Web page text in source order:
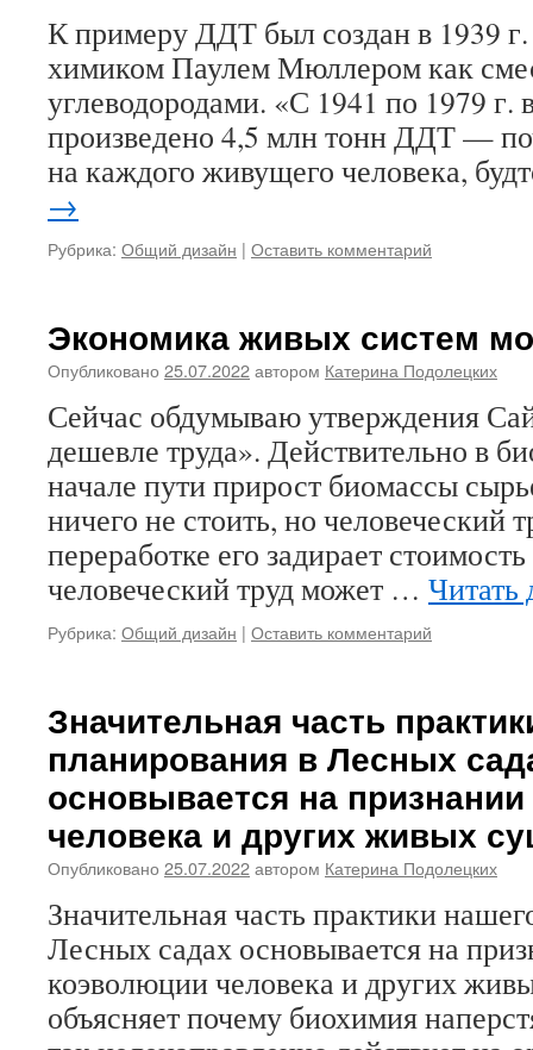
К примеру ДДТ был создан в 1939
химиком Паулем Мюллером как
углеводородами. «С 1941 по 1979 г.
произведено 4,5 млн тонн ДДТ —
на каждого живущего человека,
→
Рубрика: Общий дизайн | Оставить комментарий
Экономика живых систем
Опубликовано 25.07.2022автором Катерина Подолецких
Сейчас обдумываю утверждения
дешевле труда». Действительно в
начале пути прирост биомассы
ничего не стоить, но человеческий
переработке его задирает
человеческий труд может … Читать
Рубрика: Общий дизайн | Оставить комментарий
Значительная часть
планирования в Лесных
основывается на
человека и других живых
Опубликовано 25.07.2022автором Катерина Подолецких
Значительная часть практики
Лесных садах основывается на
коэволюции человека и других
объясняет почему биохимия